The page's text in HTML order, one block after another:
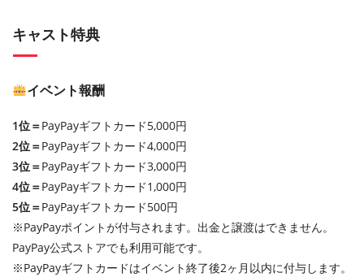
キャスト特典
イベント報酬
1位＝PayPayギフトカード5,000円
2位＝PayPayギフトカード4,000円
3位＝PayPayギフトカード3,000円
4位＝PayPayギフトカード1,000円
5位＝PayPayギフトカード500円
※PayPayポイントが付与されます。出金と譲渡はできません。
PayPay公式ストアでも利用可能です。
※PayPayギフトカードはイベント終了後2ヶ月以内に付与します。